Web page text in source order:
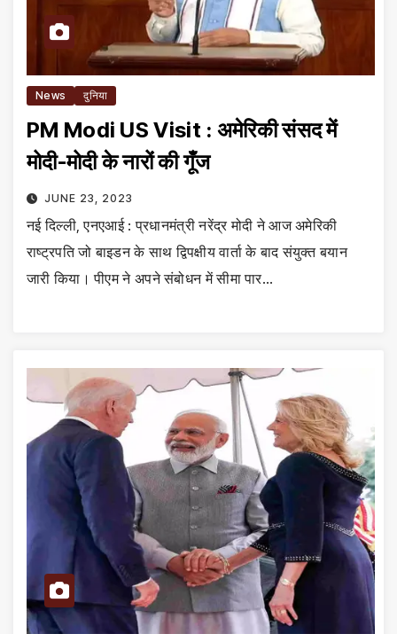
News दुनिया
PM Modi US Visit : अमेरिकी संसद में
मोदी-मोदी के नारों की गूँज
JUNE 23, 2023
नई दिल्ली, एनएआई : प्रधानमंत्री नरेंद्र मोदी ने आज अमेरिकी
राष्ट्रपति जो बाइडन के साथ द्विपक्षीय वार्ता के बाद संयुक्त बयान
जारी किया। पीएम ने अपने संबोधन में सीमा पार…